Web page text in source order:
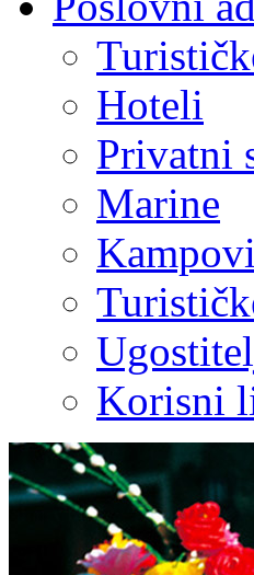
Hoteli
Privatni
Marine
Kampovi
Korisni